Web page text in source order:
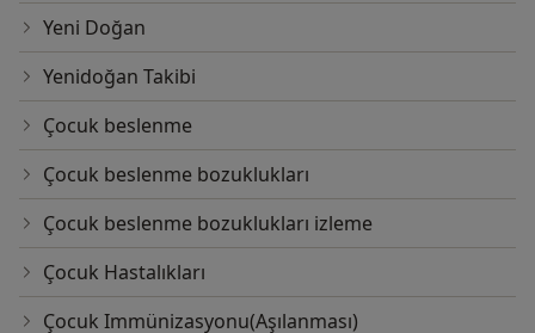
Yeni Doğan
Yenidoğan Takibi
Çocuk beslenme
Çocuk beslenme bozuklukları
Çocuk beslenme bozuklukları izleme
Çocuk Hastalıkları
Çocuk Immünizasyonu(Aşılanması)